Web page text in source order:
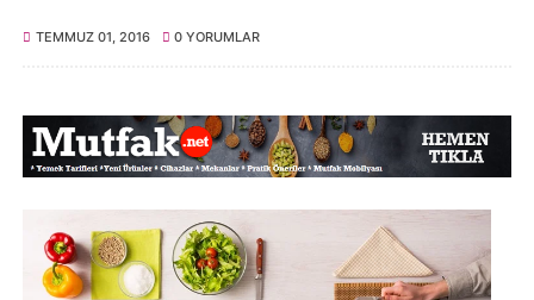
TEMMUZ 01, 2016 0 YORUMLAR